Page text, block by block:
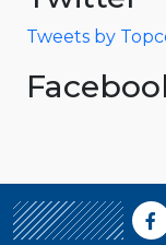
Tweets by